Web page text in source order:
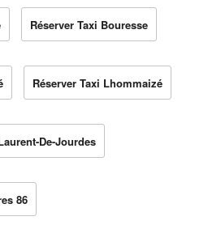
Réserver Taxi Bouresse
Réserver Taxi Lhommaizé
De-Jourdes
86